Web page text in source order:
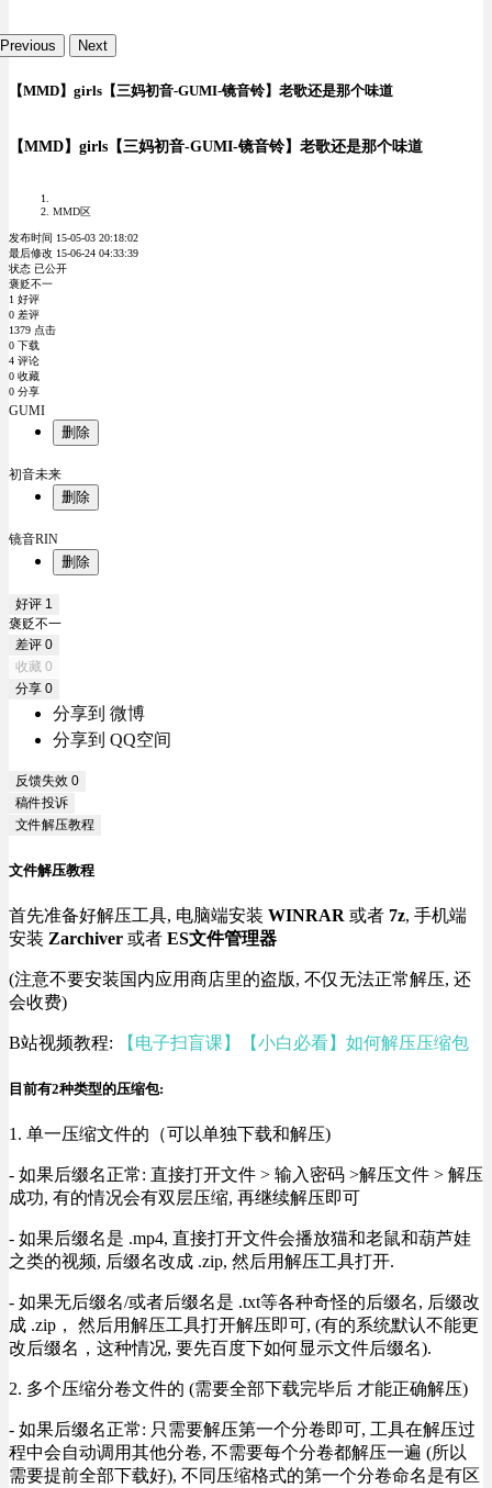
Previous Next
【MMD】girls【三妈初音-GUMI-镜音铃】老歌还是那个味道
【MMD】girls【三妈初音-GUMI-镜音铃】老歌还是那个味道
MMD区
发布时间 15-05-03 20:18:02
最后修改 15-06-24 04:33:39
状态 已公开
褒贬不一
1 好评
0 差评
1379 点击
0 下载
4 评论
0 收藏
0 分享
GUMI
删除
初音未来
删除
镜音RIN
删除
好评 1
褒贬不一
差评 0
收藏 0
分享 0
分享到 微博
分享到 QQ空间
反馈失效 0
稿件投诉
文件解压教程
文件解压教程
首先准备好解压工具, 电脑端安装 WINRAR 或者 7z, 手机端
安装 Zarchiver 或者 ES文件管理器
(注意不要安装国内应用商店里的盗版, 不仅无法正常解压, 还
会收费)
B站视频教程: 【电子扫盲课】【小白必看】如何解压压缩包
目前有2种类型的压缩包:
1. 单一压缩文件的（可以单独下载和解压)
- 如果后缀名正常: 直接打开文件 > 输入密码 >解压文件 > 解压
成功, 有的情况会有双层压缩, 再继续解压即可
- 如果后缀名是 .mp4, 直接打开文件会播放猫和老鼠和葫芦娃
之类的视频, 后缀名改成 .zip, 然后用解压工具打开.
- 如果无后缀名/或者后缀名是 .txt等各种奇怪的后缀名, 后缀改
成 .zip， 然后用解压工具打开解压即可, (有的系统默认不能更
改后缀名，这种情况, 要先百度下如何显示文件后缀名).
2. 多个压缩分卷文件的 (需要全部下载完毕后 才能正确解压)
- 如果后缀名正常: 只需要解压第一个分卷即可, 工具在解压过
程中会自动调用其他分卷, 不需要每个分卷都解压一遍 (所以
需要提前全部下载好), 不同压缩格式的第一个分卷命名是有区